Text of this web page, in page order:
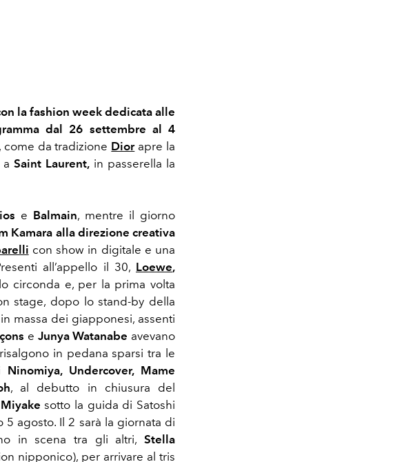
la fashion week dedicata alle
dal 26 settembre al 4
come da tradizione Diorapre la
Saint Laurent, in passerella la
e Balmain, mentre il giorno
Kamara alla direzione creativa
con show in digitale e una
all’appello il 30, Loewe,
circonda e, per la prima volta
stage, dopo lo stand-by della
massa dei giapponesi, assenti
e Junya Watanabe avevano
in pedana sparsi tra le
Undercover, Mame
, al debutto in chiusura del
sotto la guida di Satoshi
5 agosto. Il 2 sarà la giornata di
in scena tra gli altri,Stella
nipponico), per arrivare al tris